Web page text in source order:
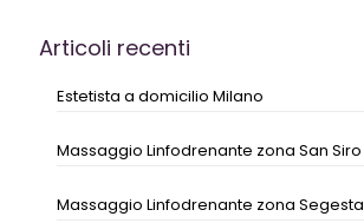
Articoli recenti
Estetista a domicilio Milano
Massaggio Linfodrenante zona San Siro
Massaggio Linfodrenante zona Segesta